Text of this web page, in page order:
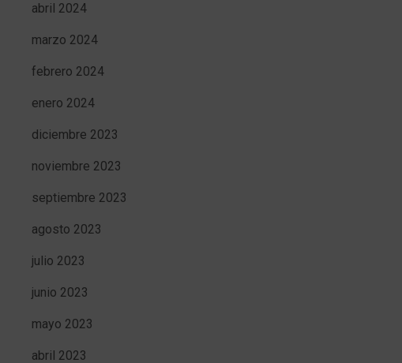
abril 2024
marzo 2024
febrero 2024
enero 2024
diciembre 2023
noviembre 2023
septiembre 2023
agosto 2023
julio 2023
junio 2023
mayo 2023
abril 2023